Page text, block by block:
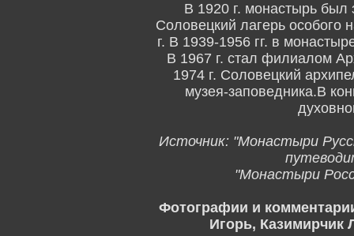
В 1920 г. монастырь был
Соловецкий лагерь
г. В 1939-1956 гг. в
В 1967 г. стал филиалом
1974 г. Соловецкий
музея-заповедника.В
Источник: "Монастыри
"Монастыри
Фотографии и
Игорь, Казимирчик